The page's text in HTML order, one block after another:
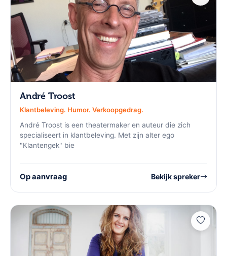
André Troost
Klantbeleving. Humor. Verkoopgedrag.
André Troost is een theatermaker en auteur die zich
specialiseert in klantbeleving. Met zijn alter ego
"Klantengek" bie
Op aanvraag Bekijk spreker